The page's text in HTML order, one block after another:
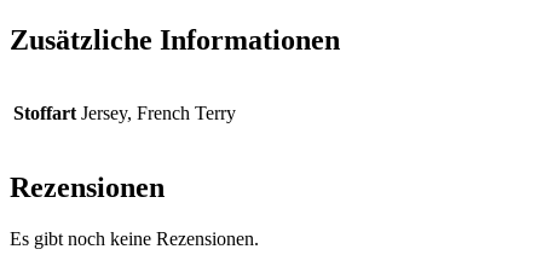
Zusätzliche Informationen
Stoffart Jersey, French Terry
Rezensionen
Es gibt noch keine Rezensionen.